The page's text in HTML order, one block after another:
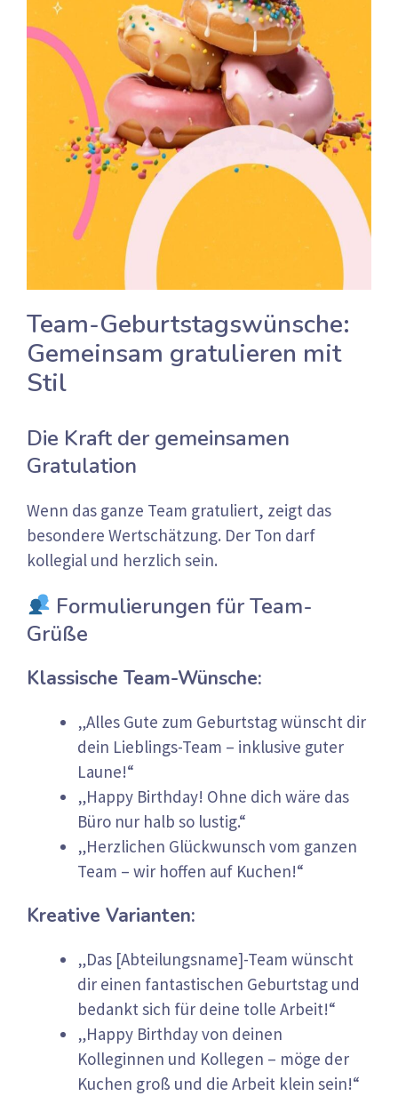
Team-Geburtstagswünsche:
Gemeinsam gratulieren mit
Stil
Die Kraft der gemeinsamen
Gratulation
Wenn das ganze Team gratuliert, zeigt das
besondere Wertschätzung. Der Ton darf
kollegial und herzlich sein.
Formulierungen für Team-
Grüße
Klassische Team-Wünsche:
„Alles Gute zum Geburtstag wünscht dir
dein Lieblings-Team – inklusive guter
Laune!“
„Happy Birthday! Ohne dich wäre das
Büro nur halb so lustig.“
„Herzlichen Glückwunsch vom ganzen
Team – wir hoffen auf Kuchen!“
Kreative Varianten:
„Das [Abteilungsname]-Team wünscht
dir einen fantastischen Geburtstag und
bedankt sich für deine tolle Arbeit!“
„Happy Birthday von deinen
Kolleginnen und Kollegen – möge der
Kuchen groß und die Arbeit klein sein!“